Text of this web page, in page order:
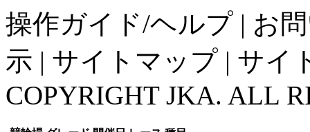
操作ガイド/ヘルプ | お
示 | サイトマップ | サイ
COPYRIGHT JKA. ALL